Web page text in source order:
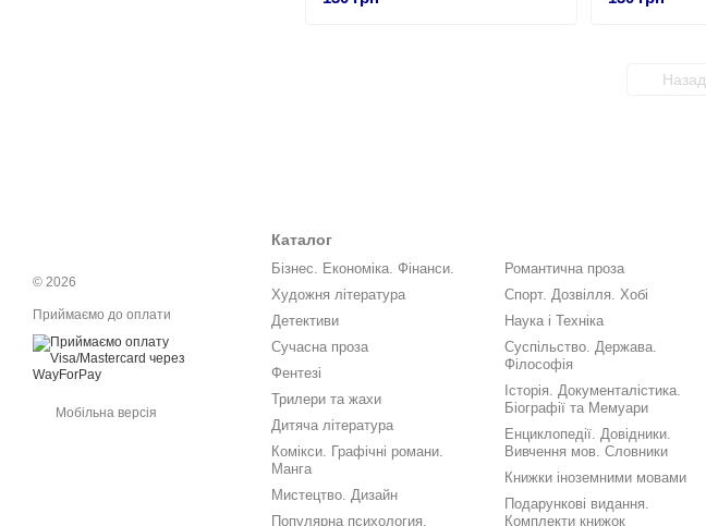
Назад
© 2026
Приймаємо до оплати
Мобільна версія
Каталог
Бізнес. Економіка. Фінанси.
Художня література
Детективи
Сучасна проза
Фентезі
Трилери та жахи
Дитяча література
Комікси. Графічні романи.
Манга
Мистецтво. Дизайн
Популярна психология.
Романтична проза
Спорт. Дозвілля. Хобі
Наука і Техніка
Суспільство. Держава.
Філософія
Історія. Документалістика.
Біографії та Мемуари
Енциклопедії. Довідники.
Вивчення мов. Словники
Книжки іноземними мовами
Подарункові видання.
Комплекти книжок